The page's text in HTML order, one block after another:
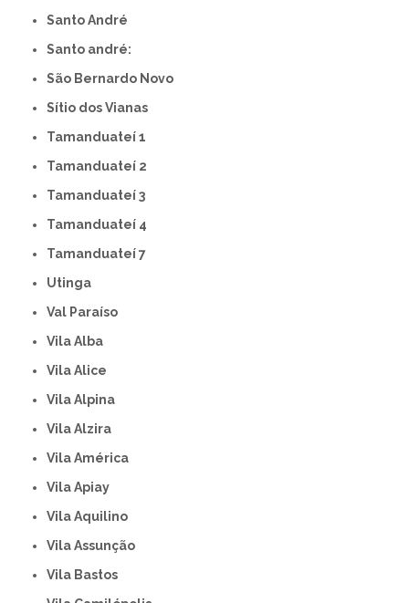
Santo André
Santo andré:
São Bernardo Novo
Sítio dos Vianas
Tamanduateí 1
Tamanduateí 2
Tamanduateí 3
Tamanduateí 4
Tamanduateí 7
Utinga
Val Paraíso
Vila Alba
Vila Alice
Vila Alpina
Vila Alzira
Vila América
Vila Apiay
Vila Aquilino
Vila Assunção
Vila Bastos